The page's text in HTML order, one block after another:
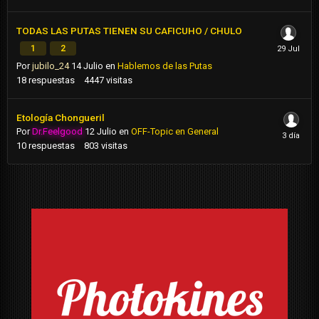
TODAS LAS PUTAS TIENEN SU CAFICUHO / CHULO
1 2
Porjubilo_24 14 Julio en Hablemos de las Putas
18 respuestas 4447 visitas
Etología Chongueril
PorDr.Feelgood 12 Julio en OFF-Topic en General
10 respuestas 803 visitas